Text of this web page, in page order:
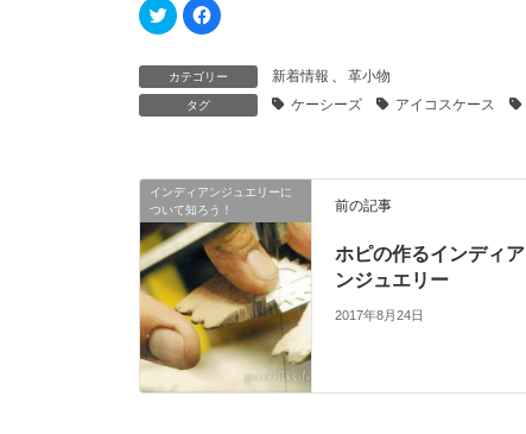
ク
リ
し
て
T
r
で
共
有
(
新
し
い
ウ
ィ
ン
ド
ウ
で
き
F
a
b
o
o
る
に
は
ク
リ
ッ
ク
し
て
く
だ
さ
い
し
カテゴリー 新着情報 、 革小物
タグ ケーシーズ アイコスケース
インディアンジュエリーに
ついて知ろう！
前の記事
ホピの作るインディア
ンジュエリー
2017年8月24日